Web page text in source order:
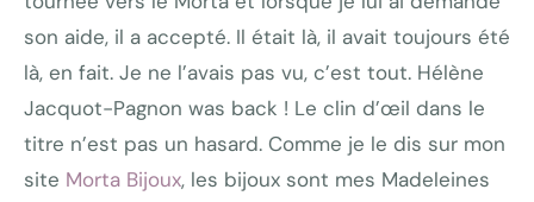
son aide, il a accepté. Il était là, il avait toujours été
là, en fait. Je ne l’avais pas vu, c’est tout. Hélène
Jacquot-Pagnon was back ! Le clin d’œil dans le
titre n’est pas un hasard. Comme je le dis sur mon
site Morta Bijoux, les bijoux sont mes Madeleines